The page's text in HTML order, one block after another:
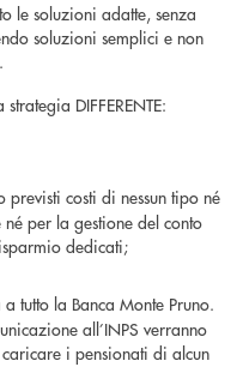
le soluzioni adatte, senza
soluzioni semplici e non
DIFFERENTE:
previsti costi di nessun tipo né
per la gestione del conto
dedicati;
tutto la Banca Monte Pruno.
all’INPS verranno
i pensionati di alcun